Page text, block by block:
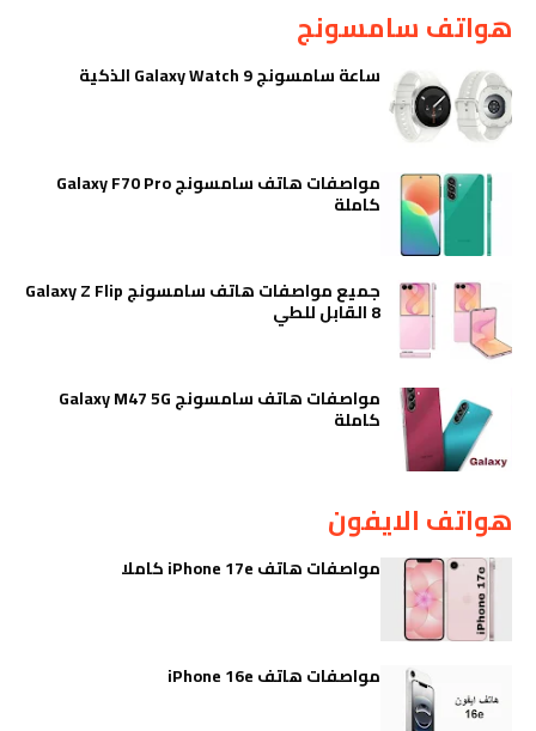
هواتف سامسونج
ساعة سامسونج Galaxy Watch 9 الذكية
مواصفات هاتف سامسونج Galaxy F70 Pro
كاملة
جميع مواصفات هاتف سامسونج Galaxy Z Flip
8 القابل للطي
مواصفات هاتف سامسونج Galaxy M47 5G
كاملة
هواتف الايفون
مواصفات هاتف iPhone 17e كاملا
مواصفات هاتف iPhone 16e